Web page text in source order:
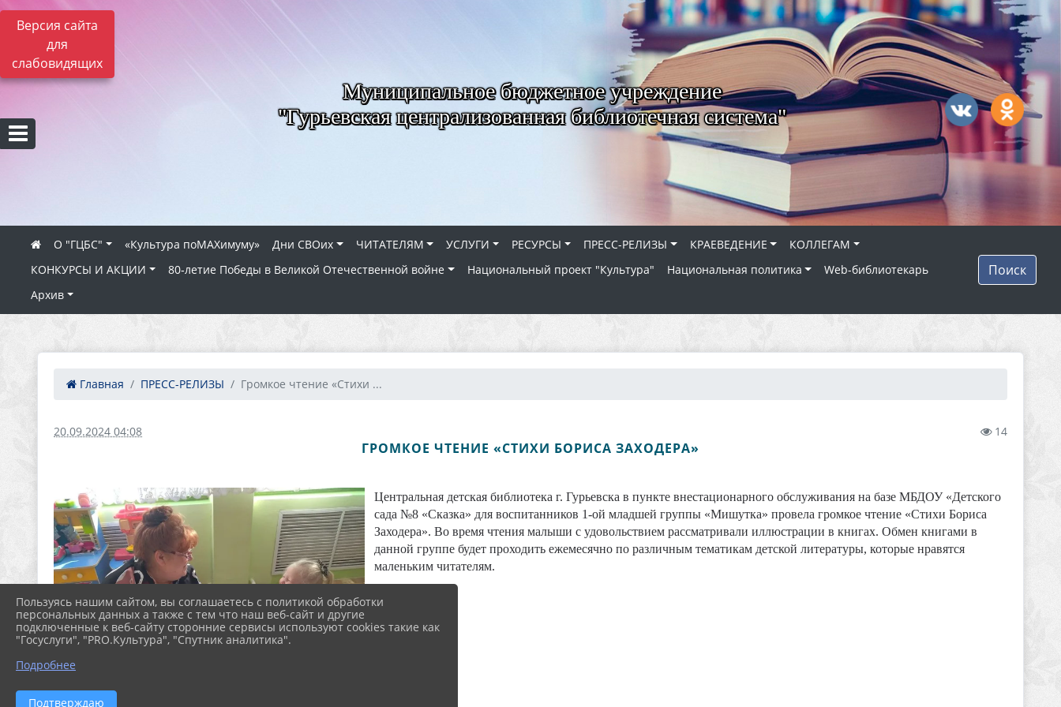
Версия сайта
для
слабовидящих
Муниципальное бюджетное учреждение
"Гурьевская централизованная библиотечная система"
О "ГЦБС" «Культура поMAXимуму» Дни СВОих ЧИТАТЕЛЯМ УСЛУГИ РЕСУРСЫ ПРЕСС-РЕЛИЗЫ КРАЕВЕДЕНИЕ
КОЛЛЕГАМ
КОНКУРСЫ И АКЦИИ
80‑летие Победы в Великой Отечественной войне Национальный проект "Культура" Национальная политика
Web-библиотекарь
Архив
Поиск
Главная ПРЕСС-РЕЛИЗЫ Громкое чтение «Стихи ...
20.09.2024 04:08 14
ГРОМКОЕ ЧТЕНИЕ «СТИХИ БОРИСА ЗАХОДЕРА»
Центральная детская библиотека г. Гурьевска в пункте внестационарного обслуживания на базе МБДОУ «Детского
сада №8 «Сказка» для воспитанников 1-ой младшей группы «Мишутка» провела громкое чтение «Стихи Бориса
Заходера». Во время чтения малыши с удовольствием рассматривали иллюстрации в книгах. Обмен книгами в
данной группе будет проходить ежемесячно по различным тематикам детской литературы, которые нравятся
маленьким читателям.
Пользуясь нашим сайтом, вы соглашаетесь с политикой обработки
персональных данных а также с тем что наш веб-сайт и другие
подключенные к веб-сайту сторонние сервисы используют cookies такие как
"Госуслуги", "PRO.Культура", "Спутник аналитика".
Подробнее
Подтверждаю